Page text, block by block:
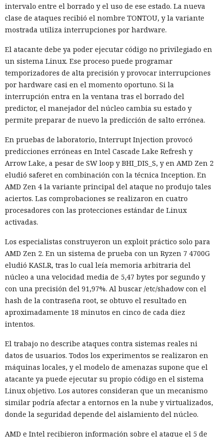
intervalo entre el borrado y el uso de ese estado. La nueva
clase de ataques recibió el nombre TONTOU, y la variante
mostrada utiliza interrupciones por hardware.
El atacante debe ya poder ejecutar código no privilegiado en
un sistema Linux. Ese proceso puede programar
temporizadores de alta precisión y provocar interrupciones
por hardware casi en el momento oportuno. Si la
interrupción entra en la ventana tras el borrado del
predictor, el manejador del núcleo cambia su estado y
permite preparar de nuevo la predicción de salto errónea.
En pruebas de laboratorio, Interrupt Injection provocó
predicciones erróneas en Intel Cascade Lake Refresh y
Arrow Lake, a pesar de SW loop y BHI_DIS_S, y en AMD Zen 2
eludió saferet en combinación con la técnica Inception. En
AMD Zen 4 la variante principal del ataque no produjo tales
aciertos. Las comprobaciones se realizaron en cuatro
procesadores con las protecciones estándar de Linux
activadas.
Los especialistas construyeron un exploit práctico solo para
AMD Zen 2. En un sistema de prueba con un Ryzen 7 4700G
eludió KASLR, tras lo cual leía memoria arbitraria del
núcleo a una velocidad media de 5,47 bytes por segundo y
con una precisión del 91,97%. Al buscar /etc/shadow con el
hash de la contraseña root, se obtuvo el resultado en
aproximadamente 18 minutos en cinco de cada diez
intentos.
El trabajo no describe ataques contra sistemas reales ni
datos de usuarios. Todos los experimentos se realizaron en
máquinas locales, y el modelo de amenazas supone que el
atacante ya puede ejecutar su propio código en el sistema
Linux objetivo. Los autores consideran que un mecanismo
similar podría afectar a entornos en la nube y virtualizados,
donde la seguridad depende del aislamiento del núcleo.
AMD e Intel recibieron información sobre el ataque el 5 de